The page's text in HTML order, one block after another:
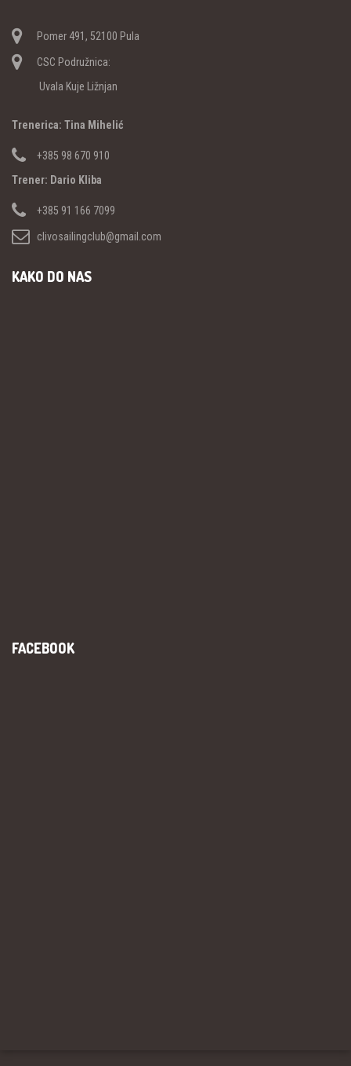
Pomer 491, 52100 Pula
CSC Podružnica:
Uvala Kuje Ližnjan
Trenerica: Tina Mihelić
+385 98 670 910
Trener: Dario Kliba
+385 91 166 7099
clivosailingclub@gmail.com
KAKO DO NAS
FACEBOOK